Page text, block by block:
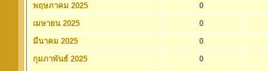
พฤษภาคม 2025
0
เมษายน 2025
0
มีนาคม 2025
0
กุมภาพันธ์ 2025
0